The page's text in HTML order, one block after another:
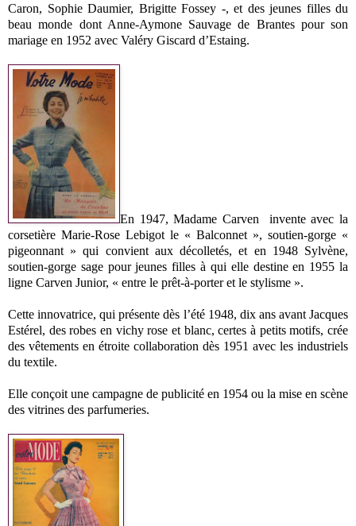
Caron, Sophie Daumier, Brigitte Fossey -, et des jeunes filles du
beau monde dont Anne-Aymone Sauvage de Brantes pour son
mariage en 1952 avec Valéry Giscard d’Estaing.
En 1947, Madame Carven invente avec la
corsetière Marie-Rose Lebigot le « Balconnet », soutien-gorge «
pigeonnant » qui convient aux décolletés, et en 1948 Sylvène,
soutien-gorge sage pour jeunes filles à qui elle destine en 1955 la
ligne Carven Junior, « entre le prêt-à-porter et le stylisme ».
Cette innovatrice, qui présente dès l’été 1948, dix ans avant Jacques
Estérel, des robes en vichy rose et blanc, certes à petits motifs, crée
des vêtements en étroite collaboration dès 1951 avec les industriels
du textile.
Elle conçoit une campagne de publicité en 1954 ou la mise en scène
des vitrines des parfumeries.